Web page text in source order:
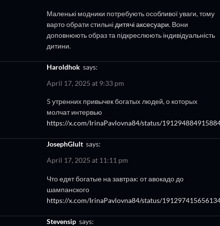
Маленькі модники потребують особливої уваги, тому
варто обрати стильні дитячі аксесуари. Вони
доповнюють образ та підкреслюють індивідуальність
дитини.
Haroldhok says:
April 17, 2025 at 9:33 pm
5 утренних привычек богатых людей, о которых
молчат интервью
https://x.com/IrinaPavlovna84/status/
JosephGlult says:
April 17, 2025 at 11:11 pm
Что едят богатые на завтрак: от авокадо до
шампанского
https://x.com/IrinaPavlovna84/status/
Stevensip says: